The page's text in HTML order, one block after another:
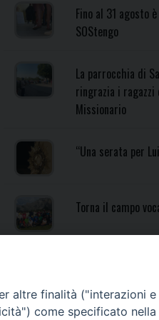
Fino al 31 agosto
SOStengo
La parrocchia di
ringrazia i ragazzi
Missionario
“Una serata per
Torna il campo
altre finalità ("interazioni e
come specificato nella